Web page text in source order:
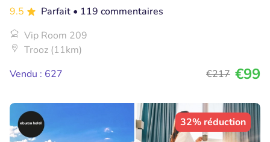
9.5 Parfait • 119 commentaires
Vip Room 209
Trooz (11km)
Vendu : 627
€217 €99
32% réduction